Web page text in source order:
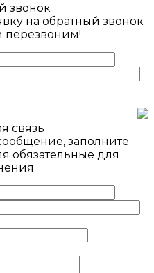
звонок
на обратный звонок
перезвоним!
связь
заполните
обязательные для